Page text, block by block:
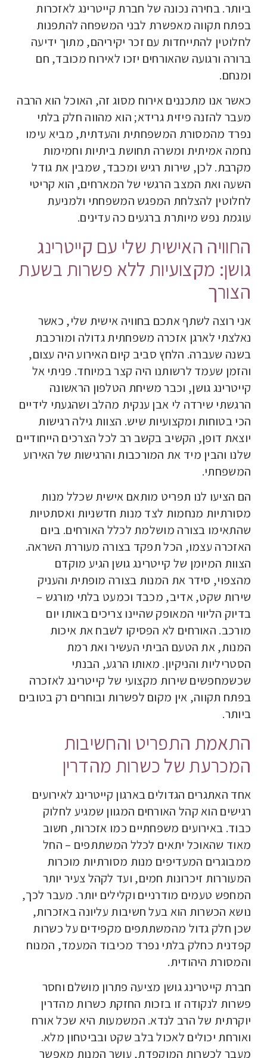
ביותר. בחירה נכונה של חברת קייטרינג לאזכרות
בפתח תקווה מאפשרת לבני המשפחה להתפנות
לחלוטין להתייחדות עם זכר יקיריהם, מתוך ידיעה
ברורה ורגועה שהאורחים יזכו לאירוח מכובד, חם
ומנחם.
כאשר אנו מתכננים אירוח מסוג זה, האוכל הוא הרבה
מעבר להזנה פיזית גרידא; הוא מהווה חלק בלתי
נפרד מהמסורת המשפחתית והעדתית, מביא עימו
נחמה אמיתית ומשרה תחושת ביתיות וחמימות
מקרבת. לכן, שירות רגיש ומכבד, שמבין את גודל
השעה ואת המצב הרגשי של המארחים, הוא קריטי
לחלוטין להצלחת המפגש המשפחתי ולמניעת
עוגמת נפש מיותרת ברגעים כה עדינים.
החוויה האישית שלי עם קייטרינג
גושן: מקצועיות ללא פשרות בשעת
הצורך
אני רוצה לשתף אתכם בחוויה אישית שלי, כאשר
נאלצתי לארגן אזכרה משפחתית גדולה ומורכבת
בשנה שעברה. הלחץ סביב קיום האירוע היה עצום,
והזמן שעמד לרשותנו היה קצר במיוחד. פניתי אל
קייטרינג גושן, וכבר משיחת הטלפון הראשונה
הרגשתי שירדה לי אבן ענקית מהלב ושהגעתי לידיים
הכי בטוחות ומקצועיות שיש. הצוות גילה רגישות
יוצאת דופן, הקשיב בקשב רב לכל הצרכים הייחודיים
שלנו והבין מיד את המורכבות והרגישות של האירוע
המשפחתי.
הם הציעו לנו תפריט מותאם אישית שכלל מנות
מסורתיות מנחמות לצד מנות חדשניות ואסתטיות
שהתאימו בצורה מושלמת לכלל האורחים. ביום
האזכרה עצמו, הכל תפקד בצורה מעוררת השראה.
הצוות המיומן של קייטרינג גושן הגיע מוקדם
מהצפוי, סידר את המנות בצורה מופתית והעניק
שירות שקט, אדיב, מכבד וכמעט בלתי מורגש –
בדיוק הליווי המאופק שהיינו צריכים באותו יום
מורכב. האורחים לא הפסיקו לשבח את איכות
המנות, את הטעם הביתי העשיר ואת רמת
הסטריליות והניקיון. מאותו הרגע, הבנתי
שכשמחפשים שירות מקצועי של קייטרינג לאזכרה
בפתח תקווה, אין מקום לפשרות ובוחרים רק בטובים
ביותר.
התאמת התפריט והחשיבות
המכרעת של כשרות מהדרין
אחד האתגרים הגדולים בארגון קייטרינג לאירועים
רגישים הוא קהל האורחים המגוון שמגיע לחלוק
כבוד. באירועים משפחתיים כמו אזכרות, חשוב
מאוד שהאוכל יתאים לכלל המשתתפים – החל
ממבוגרים המעדיפים מנות מסורתיות מוכרות
המעוררות זיכרונות חמים, ועד לקהל צעיר יותר
המחפש טעמים מודרניים וקלילים יותר. מעבר לכך,
נושא הכשרות הוא בעל חשיבות עליונה באזכרות,
שכן חלק גדול מהמשתתפים מקפידים על כשרות
קפדנית כחלק בלתי נפרד מכיבוד המעמד, המנוח
והמסורת היהודית.
חברת קייטרינג גושן מציעה פתרון מושלם וחסר
פשרות לנקודה זו בזכות החזקת כשרות מהדרין
יוקרתית של הרב לנדא. המשמעות היא שכל אורח
ואורחת יכולים לאכול בלב שקט ובביטחון מלא.
מעבר לכשרות המוקפדת, עושר המנות מאפשר